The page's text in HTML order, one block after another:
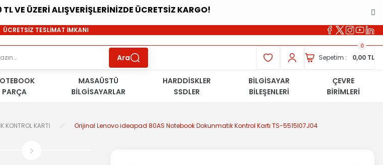
VE ÜZERİ ALIŞVERİŞLERİNİZDE ÜCRETSİZ KARGO!
ÜCRETSİZ TESLİMAT İMKANI
ÜCRETSİZ TESLİMAT İMKANI
KOŞULSUZ İADE HAKKI
SÜRDÜRÜLEBİLİR ÜRÜNLER
Ara Sepetim : 0,00 TL
0
PARÇA
MASAÜSTÜ
BİLGİSAYARLAR
HARDDİSKLER
SSDLER
BİLGİSAYAR
BİLEŞENLERİ
ÇEVRE
BİRİMLERİ
KONTROL KARTI Orijinal Lenovo ideapad 80AS Notebook Dokunmatik Kontrol Kartı TS-5515I07J04